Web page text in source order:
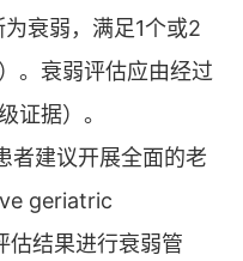
衰弱，满足1个或2
。衰弱评估应由经过
证据）。
者建议开展全面的老
geriatric
估结果进行衰弱管